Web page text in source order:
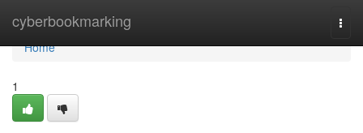
cyberbookmarking
Home
Home
1